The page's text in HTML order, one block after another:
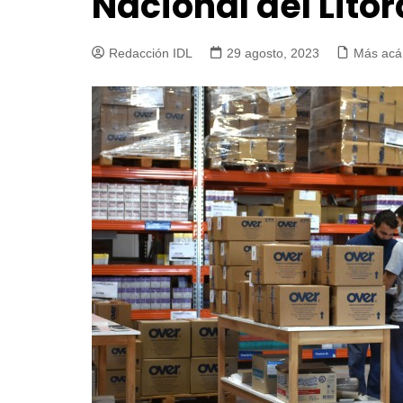
Redacción IDL 29 agosto, 2023 Más acá